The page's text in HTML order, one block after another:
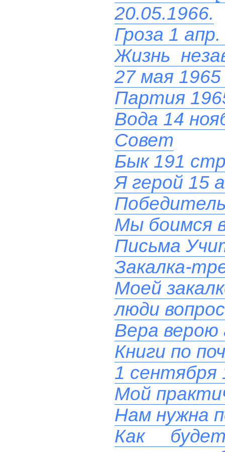
20.05.1966.
Гроза 1
Жизнь
27 мая 1965
Партия
Вода 14
Совет
Бык 191
Я герой 15
Мы боимся
Письма
Закалка-
Моей
люди
Вера верою
Книги по
1 сентября
Мой
Нам нужна
Как